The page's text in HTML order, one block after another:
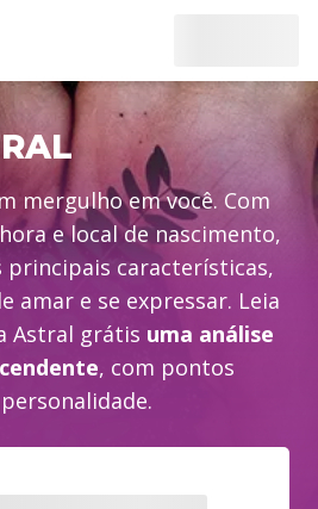
mergulho em você. Com
e local de nascimento,
principais características,
amar e se expressar. Leia
Astral grátis uma análise
, com pontos